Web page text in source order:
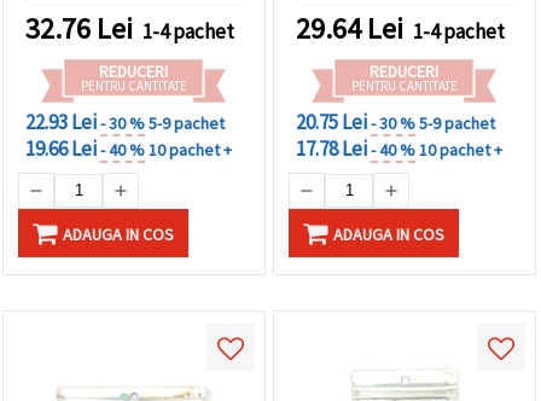
bucăți
32.76 Lei 1-4 pachet
REDUCERI
PENTRU CANTITATE
22.93 Lei- 30 %5-9 pachet
19.66 Lei- 40 %10 pachet +
ADAUGA IN COS
29.64Lei 1-4 pachet
REDUCERI
PENTRU CANTITATE
20.75 Lei- 30 %5-9 pachet
17.78 Lei- 40 %10 pachet +
ADAUGA IN COS